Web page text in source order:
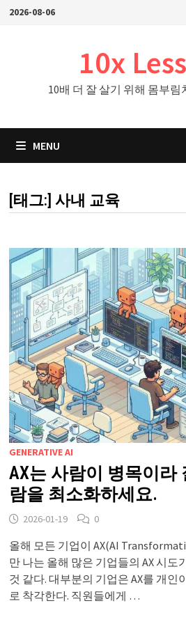
Skip2026-08-06
10x
10배 더 잘 살기 위해 몸부
MENU
[태그:]사내 교육
GENERATIVE AI
AX는 사람이 병목이라
람을 최소화하세요.
2026-01-19 0
올해 모든 기업이 AX(AI
만 나는 올해 많은 기업들의 AX 시도
것 같다. 대부분의 기업은 AX를 개인
로 착각한다. 직원들에게 …